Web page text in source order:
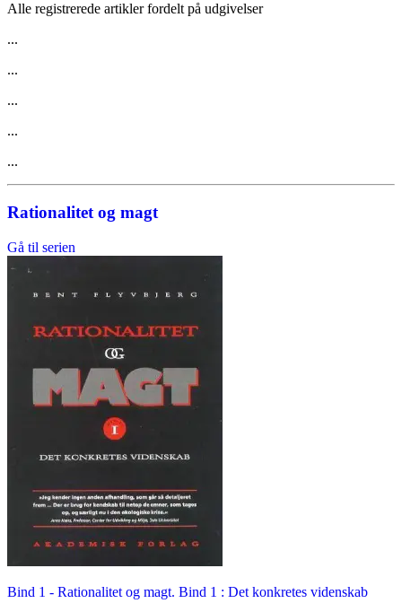
Alle registrerede artikler fordelt på udgivelser
...
...
...
...
...
Rationalitet og magt
Gå til serien
Bind 1 - Rationalitet og magt. Bind 1 : Det konkretes videnskab